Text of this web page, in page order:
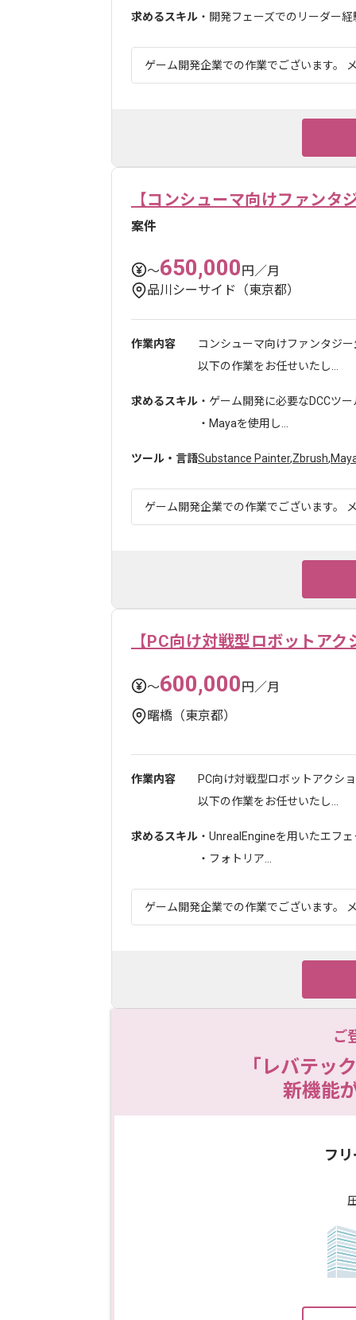
求めるスキル ・開発フェーズでのリーダー経
ゲーム開発企業での作業でございます。
【コンシューマ向けファンタ
案件
〜650,000円／月
品川シーサイド（東京都）
作業内容
コンシューマ向けファンタジ
以下の作業をお任せいたし...
求めるスキル ・ゲーム開発に必要なDCCツ
・Mayaを使用し...
ツール・言語Substance Painter,Zbrush,
ゲーム開発企業での作業でございます。
【PC向け対戦型ロボットア
〜600,000円／月
曙橋（東京都）
作業内容
PC向け対戦型ロボットアクシ
以下の作業をお任せいたし...
求めるスキル ・UnrealEngineを用いたエフ
・フォトリア...
ゲーム開発企業での作業でございます。
ご
「レバテッ
新機能
フ